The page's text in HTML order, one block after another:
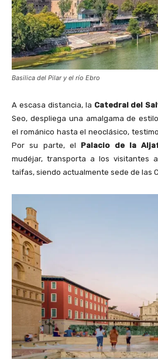
Basilica del Pilar y el río Ebro
A escasa distancia, la Catedral del
Seo, despliega una amalgama de
el románico hasta el neoclásico,
Por su parte, el Palacio de la
mudéjar, transporta a los visitantes
taifas, siendo actualmente sede de las